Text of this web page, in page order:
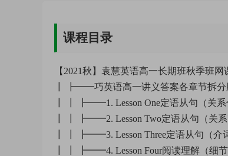
课程目录
【2021秋】袁慧英语高一长期班秋季班网
┃ ┣━━巧英语高一讲义答案各章节拆分
┃ ┃ ┣━━1. Lesson One定语从句（关系
┃ ┃ ┣━━2. Lesson Two定语从句（关系
┃ ┃ ┣━━3. Lesson Three定语从句（介
┃ ┃ ┣━━4. Lesson Four阅读理解（细节